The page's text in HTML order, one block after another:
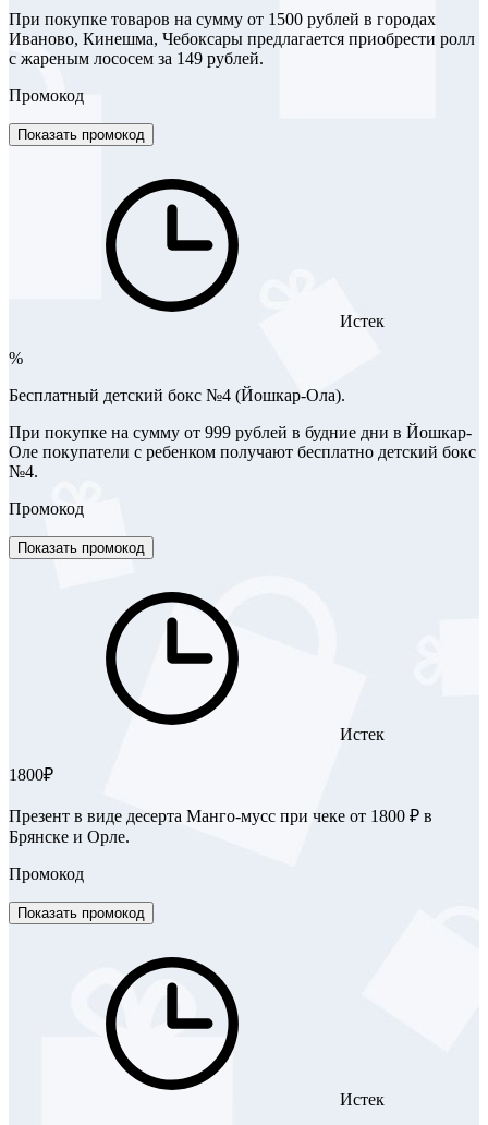
При покупке товаров на сумму от 1500 рублей в городах
Иваново, Кинешма, Чебоксары предлагается приобрести ролл
с жареным лососем за 149 рублей.
Промокод
Показать промокод
Истек
%
Бесплатный детский бокс №4 (Йошкар-Ола).
При покупке на сумму от 999 рублей в будние дни в Йошкар-
Оле покупатели с ребенком получают бесплатно детский бокс
№4.
Промокод
Показать промокод
Истек
1800₽
Презент в виде десерта Манго-мусс при чеке от 1800 ₽ в
Брянске и Орле.
Промокод
Показать промокод
Истек